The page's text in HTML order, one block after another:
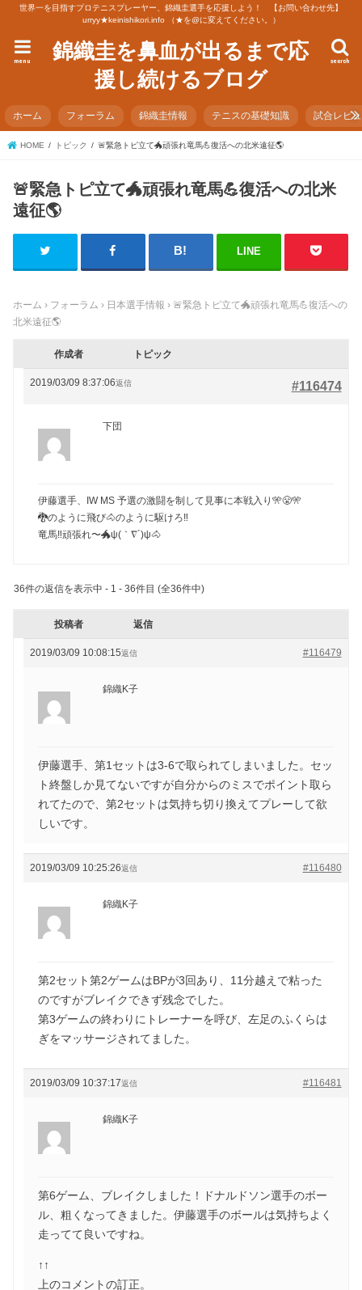
世界一を目指すプロテニスプレーヤー、錦織圭選手を応援しよう！ 【お問い合わせ先】
urryy★keinishikori.info （★を@に変えてください。）
錦織圭を鼻血が出るまで応
援し続けるブログ
search
menu
ホーム フォーラム 錦織圭情報 テニスの基礎知識 試合レビ
HOME トピック 🚨緊急トピ立て🐲頑張れ竜馬💪復活への北米遠征🌎
🚨緊急トピ立て🐲頑張れ竜馬💪復活への北米
遠征🌎
LINE
ホーム › フォーラム › 日本選手情報 › 🚨緊急トピ立て🐲頑張れ竜馬💪復活への
北米遠征🌎
作成者 トピック
2019/03/09 8:37:06 #116474
返信
下団
伊藤選手、IW MS 予選の激闘を制して見事に本戦入り🎌😤🎌
🐉のように飛び🐴のように駆けろ‼️
竜馬‼️頑張れ〜🐲ψ(｀∇´)ψ🐴
36件の返信を表示中 - 1 - 36件目 (全36件中)
投稿者 返信
2019/03/09 10:08:15 #116479
返信
錦織K子
伊藤選手、第1セットは3-6で取られてしまいました。セッ
ト終盤しか見てないですが自分からのミスでポイント取ら
れてたので、第2セットは気持ち切り換えてプレーして欲
しいです。
2019/03/09 10:25:26 #116480
返信
錦織K子
第2セット第2ゲームはBPが3回あり、11分越えで粘った
のですがブレイクできず残念でした。
第3ゲームの終わりにトレーナーを呼び、左足のふくらは
ぎをマッサージされてました。
2019/03/09 10:37:17 #116481
返信
錦織K子
第6ゲーム、ブレイクしました！ドナルドソン選手のボー
ル、粗くなってきました。伊藤選手のボールは気持ちよく
走ってて良いですね。
↑↑
上のコメントの訂正。